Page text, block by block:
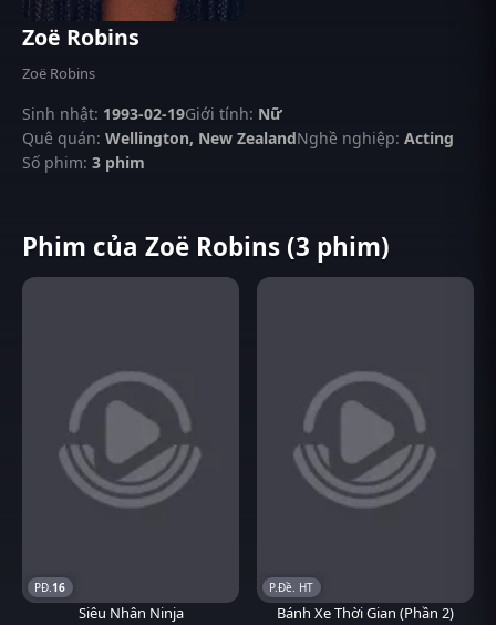
Zoë Robins
Zoë Robins
Sinh nhật: 1993-02-19Giới tính: Nữ
Quê quán: Wellington, New ZealandNghề nghiệp: Acting
Số phim: 3 phim
Phim của Zoë Robins (3 phim)
16
Siêu Nhân Ninja
P.Đề. HT
Bánh Xe Thời Gian (Phần 2)